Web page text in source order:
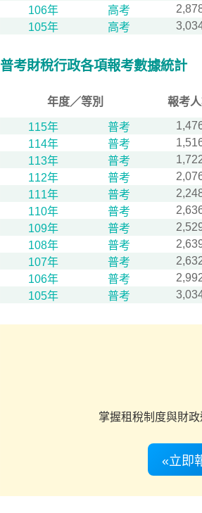
106年
高考
105年
高考
普考財稅行政各項報考數據統計
年度／等別 報考
115年
普考
114年
普考
113年
普考
112年
普考
111年
普考
110年
普考
109年
普考
108年
普考
107年
普考
106年
普考
105年
普考
掌握租稅制度與財
«立即